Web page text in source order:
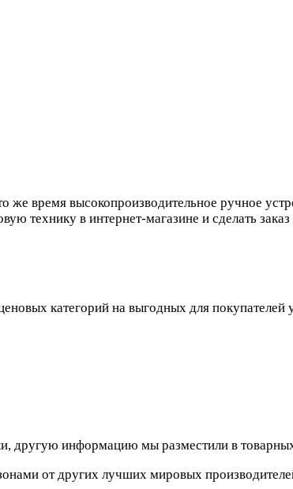
же время высокопроизводительное ручное
технику в интернет-магазине и сделать
категорий на выгодных для покупателей
другую информацию мы разместили в товарных
от других лучших мировых